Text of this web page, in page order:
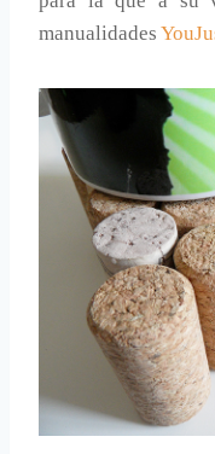
manualidades